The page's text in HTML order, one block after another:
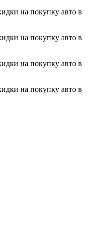
на покупку авто в
на покупку авто в
на покупку авто в
на покупку авто в